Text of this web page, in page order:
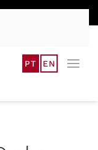
PT EN